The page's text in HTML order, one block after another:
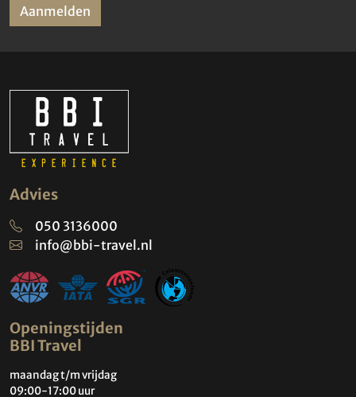
Aanmelden
Advies
050 3136000
info@bbi-travel.nl
Openingstijden
BBI Travel
maandag t/m vrijdag
09:00-17:00 uur